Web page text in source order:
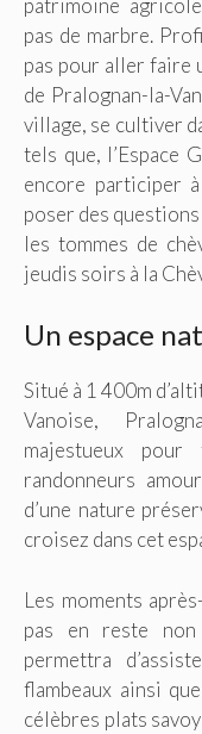
pas de marbre.
pas pour aller faire
de Pralognan-la-
village, se cultiver
tels que, l’Espace
encore participer
poser des
les tommes de
jeudis soirs à la
Un espace
Situé à 1 400m
Vanoise,
majestueux
randonneurs
d’une nature
croisez dans cet
Les moments
pas en reste
permettra
flambeaux ainsi
célèbres plats